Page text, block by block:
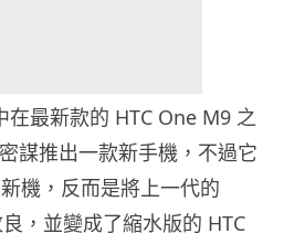
在最新款的 HTC One M9 之
謀推出一款新手機，不過它
機，反而是將上一代的
，並變成了縮水版的 HTC